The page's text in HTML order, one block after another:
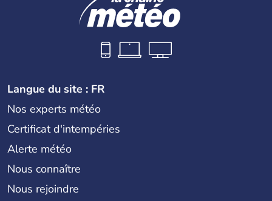
Langue du site : FR
Nos experts météo
Certificat d'intempéries
Alerte météo
Nous connaître
Nous rejoindre